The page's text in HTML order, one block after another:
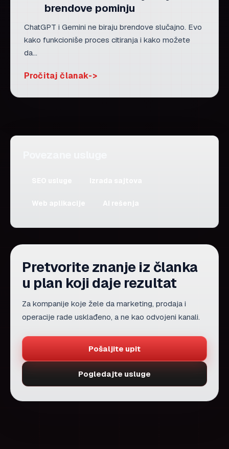
brendove pominju
ChatGPT i Gemini ne biraju brendove slučajno. Evo
kako funkcioniše proces citiranja i kako možete
da...
Pročitaj članak
Web aplikacije AI rešenja
Pretvorite znanje iz članka
u plan koji daje rezultat
Za kompanije koje žele da marketing, prodaja i
operacije rade usklađeno, a ne kao odvojeni kanali.
Pošaljite upit
Pogledajte usluge